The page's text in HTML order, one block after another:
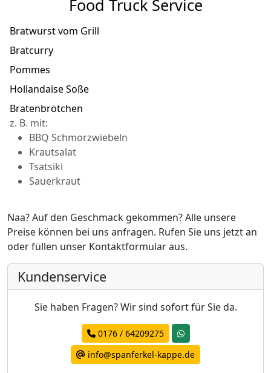
Food Truck Service
Bratwurst vom Grill
Bratcurry
Pommes
Hollandaise Soße
Bratenbrötchen
z. B. mit:
BBQ Schmorzwiebeln
Krautsalat
Tsatsiki
Sauerkraut
Naa? Auf den Geschmack gekommen? Alle unsere
Preise können bei uns anfragen. Rufen Sie uns jetzt an
oder füllen unser Kontaktformular aus.
Kundenservice
Sie haben Fragen? Wir sind sofort für Sie da.
0176 / 64209275
info@spanferkel-kappe.de